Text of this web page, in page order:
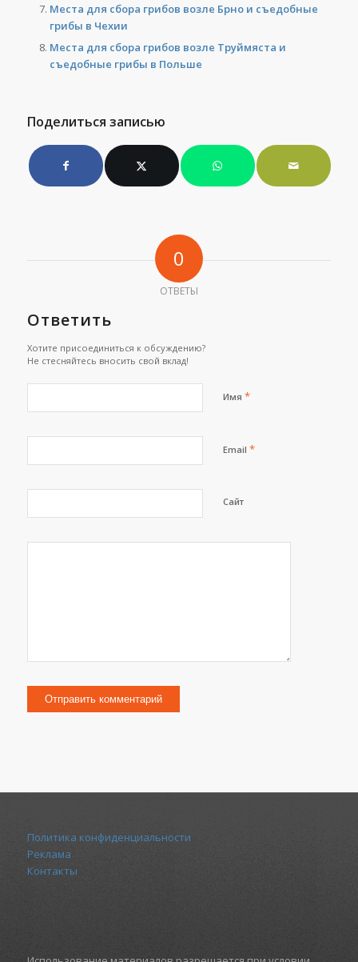
Места для сбора грибов возле Брно и съедобные
грибы в Чехии
Места для сбора грибов возле Труймяста и
съедобные грибы в Польше
Поделиться записью
0
ОТВЕТЫ
Ответить
Хотите присоединиться к обсуждению?
Не стесняйтесь вносить свой вклад!
Имя *
Email *
Сайт
Политика конфиденциальности
Реклама
Контакты